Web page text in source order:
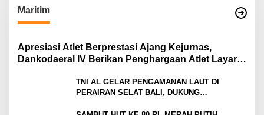
Maritim
Apresiasi Atlet Berprestasi Ajang Kejurnas,
Dankodaeral IV Berikan Penghargaan Atlet Layar
TNI AL GELAR PENGAMANAN LAUT DI
PERAIRAN SELAT BALI, DUKUNG